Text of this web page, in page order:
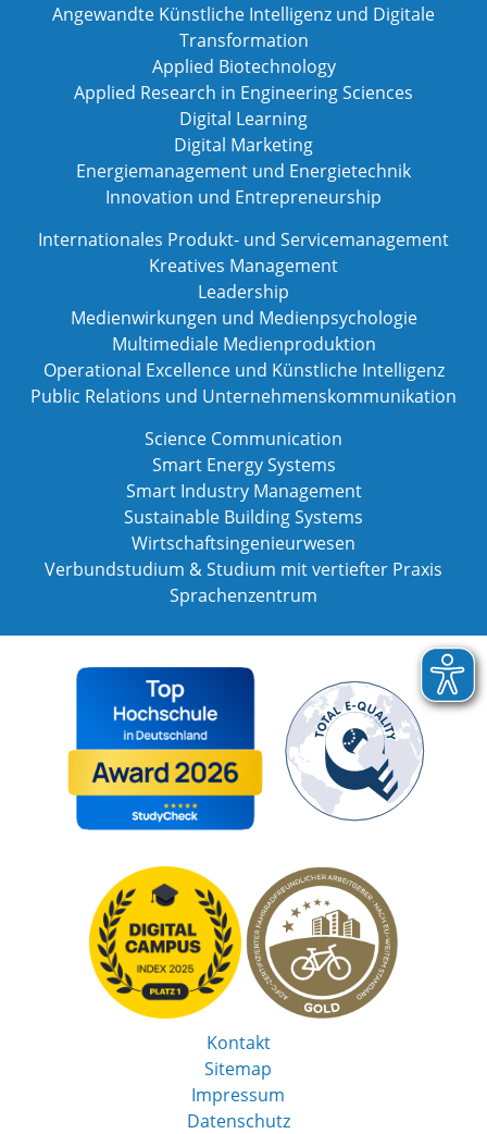
Angewandte Künstliche Intelligenz und Digitale
Transformation
Applied Biotechnology
Applied Research in Engineering Sciences
Digital Learning
Digital Marketing
Energiemanagement und Energietechnik
Innovation und Entrepreneurship
Internationales Produkt- und Servicemanagement
Kreatives Management
Leadership
Medienwirkungen und Medienpsychologie
Multimediale Medienproduktion
Operational Excellence und Künstliche Intelligenz
Public Relations und Unternehmenskommunikation
Science Communication
Smart Energy Systems
Smart Industry Management
Sustainable Building Systems
Wirtschaftsingenieurwesen
Verbundstudium & Studium mit vertiefter Praxis
Sprachenzentrum
Kontakt
Sitemap
Impressum
Datenschutz